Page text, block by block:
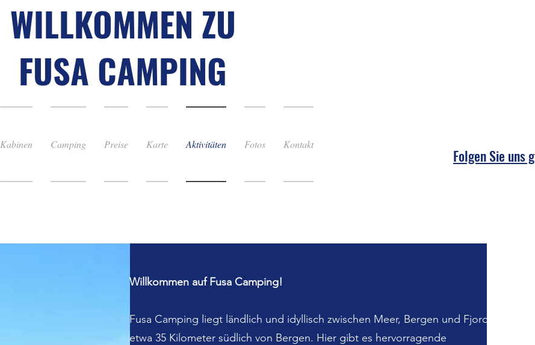
WILLKOMMEN ZU
FUSA CAMPING
Kabinen Camping Preise Karte Aktivitäten Fotos Kontakt
Folgen Sie uns
Willkommen auf Fusa Camping!
Fusa Camping liegt ländlich und idyllisch zwischen Meer, Bergen und Fjord,
etwa 35 Kilometer südlich von Bergen. Hier gibt es hervorragende